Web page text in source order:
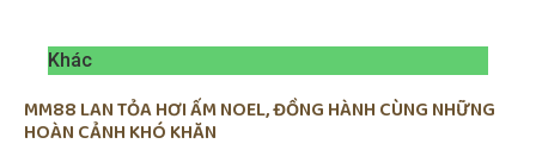
Khác
MM88 LAN TỎA HƠI ẤM NOEL, ĐỒNG HÀNH CÙNG NHỮNG
HOÀN CẢNH KHÓ KHĂN